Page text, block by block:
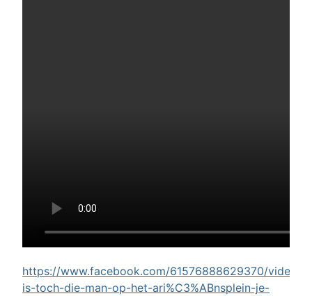
https://www.facebook.com/61576888629370/videos/
is-toch-die-man-op-het-ari%C3%ABnsplein-je-